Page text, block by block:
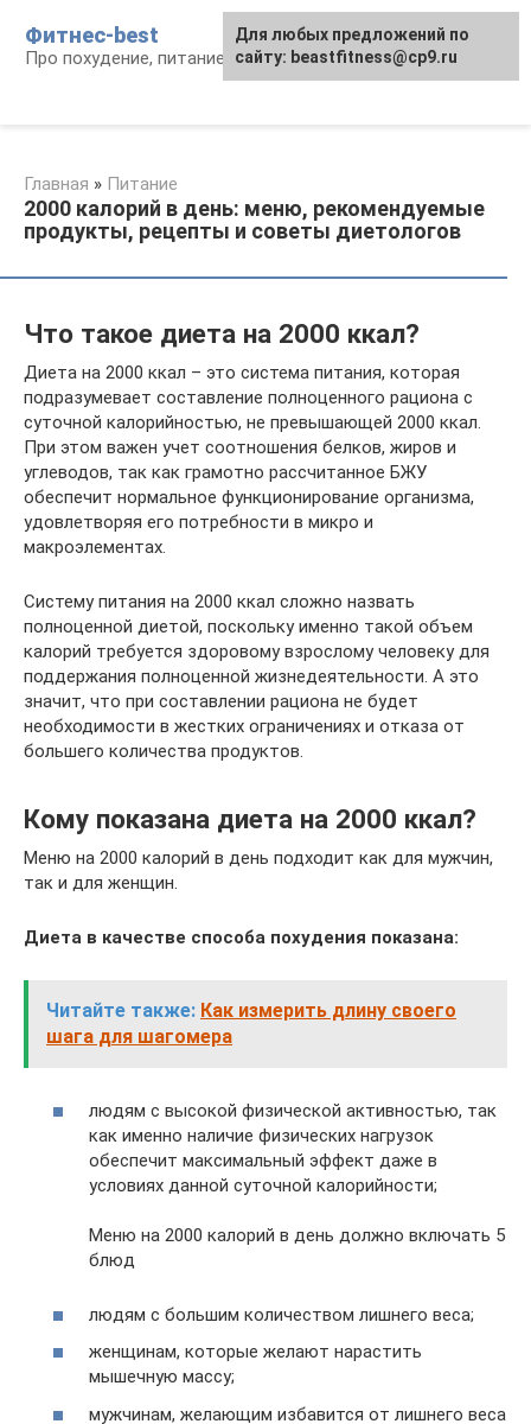
контенту
Фитнес-best
Про похудение, питание и фитнес
Главная » Питание
2000 калорий в день: меню, рекомендуемые
продукты, рецепты и советы диетологов
Что такое диета на 2000 ккал?
Диета на 2000 ккал – это система питания, которая
подразумевает составление полноценного рациона с
суточной калорийностью, не превышающей 2000 ккал.
При этом важен учет соотношения белков, жиров и
углеводов, так как грамотно рассчитанное БЖУ
обеспечит нормальное функционирование организма,
удовлетворяя его потребности в микро и
макроэлементах.
Систему питания на 2000 ккал сложно назвать
полноценной диетой, поскольку именно такой объем
калорий требуется здоровому взрослому человеку для
поддержания полноценной жизнедеятельности. А это
значит, что при составлении рациона не будет
необходимости в жестких ограничениях и отказа от
большего количества продуктов.
Кому показана диета на 2000 ккал?
Меню на 2000 калорий в день подходит как для мужчин,
так и для женщин.
Диета в качестве способа похудения показана:
Читайте также: Как измерить длину своего
шага для шагомера
людям с высокой физической активностью, так
как именно наличие физических нагрузок
обеспечит максимальный эффект даже в
условиях данной суточной калорийности;
Меню на 2000 калорий в день должно включать 5
блюд
людям с большим количеством лишнего веса;
женщинам, которые желают нарастить
мышечную массу;
мужчинам, желающим избавится от лишнего веса
Для любых предложений по
сайту: beastfitness@cp9.ru